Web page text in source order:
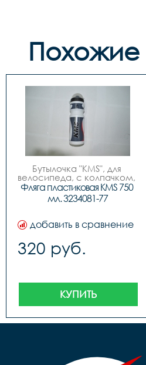
Похожие
Бутылочка "KMS", для
велосипеда, с колпачком,
пластиковая, 750мл, 3
цвета (бело/синие, бело/
красные, бело/зеленые),
Фляга пластиковая KMS 750
мл. 3234081-77
добавить в сравнение
320 руб.
КУПИТЬ